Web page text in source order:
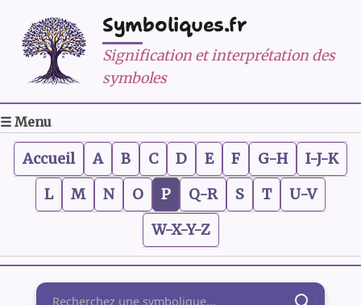
Symboliques.fr
Signification et interprétation des
symboles
☰ Menu
Accueil A B C D E F G-H
I-J-K
L
M N O P Q-R S T
U-V
W-X-Y-Z
Rechercher